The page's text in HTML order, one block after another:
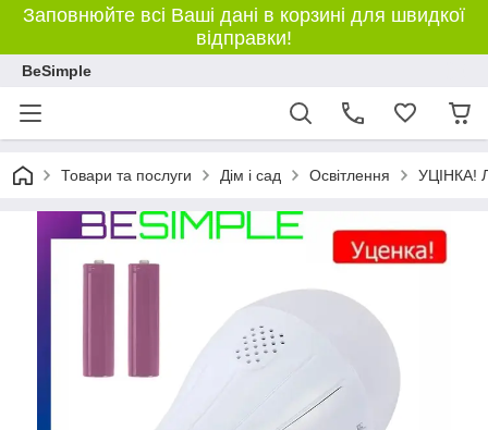
Заповнюйте всі Ваші дані в корзині для швидкої
відправки!
BeSimple
Товари та послуги Дім і сад Освітлення УЦІНКА!